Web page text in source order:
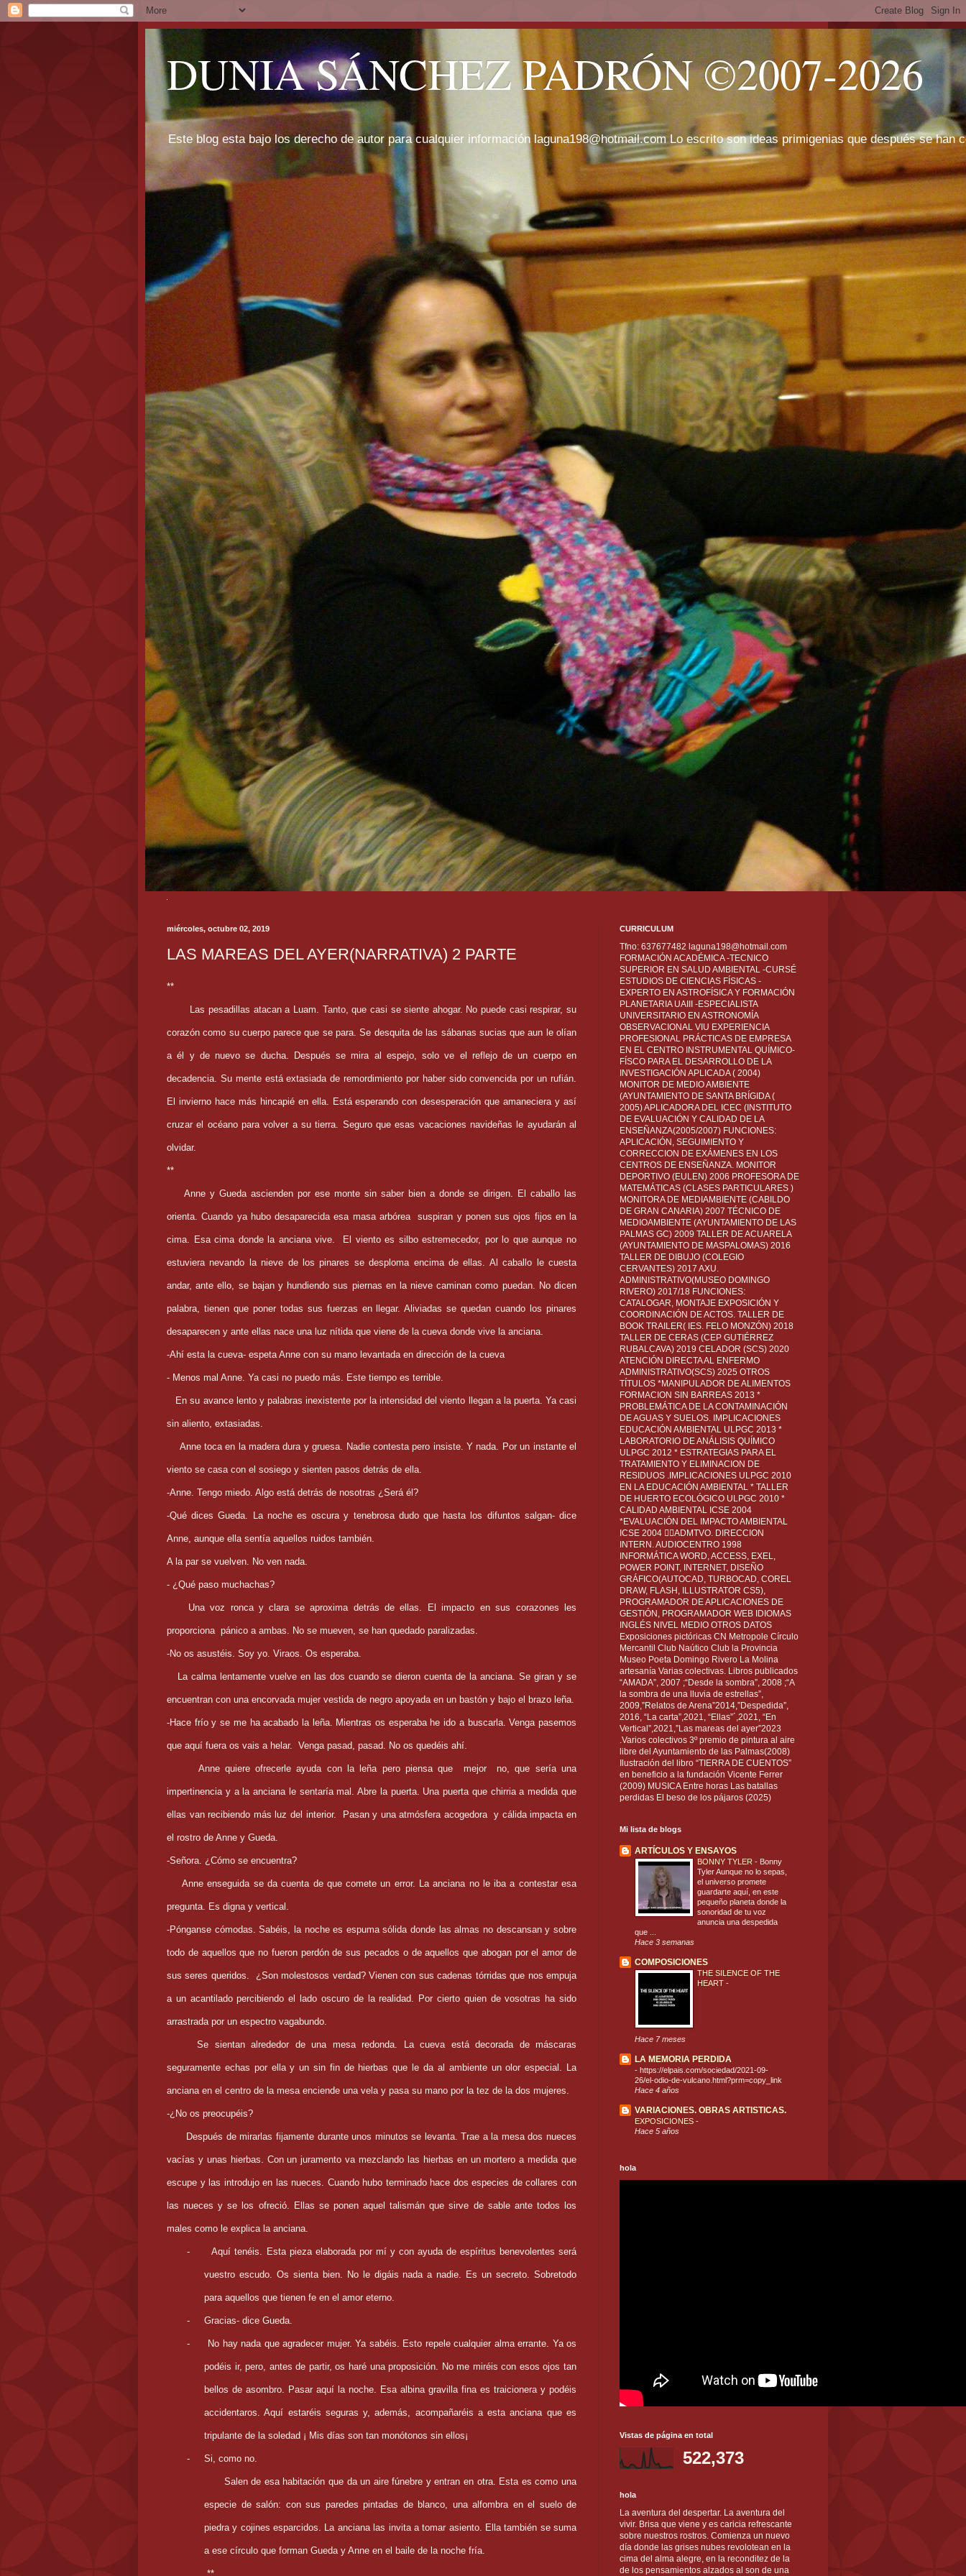
DUNIA SÁNCHEZ PADRÓN ©2007-2026
Este blog esta bajo los derecho de autor para cualquier información laguna198@hotmail.com Lo escrito son ideas primigenias que después se han
miércoles, octubre 02, 2019
LAS MAREAS DEL AYER(NARRATIVA) 2 PARTE
**
Las pesadillas atacan a Luam. Tanto, que casi se siente ahogar. No puede casi respirar, su
corazón como su cuerpo parece que se para. Se desquita de las sábanas sucias que aun le olían
a él y de nuevo se ducha. Después se mira al espejo, solo ve el reflejo de un cuerpo en
decadencia. Su mente está extasiada de remordimiento por haber sido convencida por un rufián.
El invierno hace más hincapié en ella. Está esperando con desesperación que amaneciera y así
cruzar el océano para volver a su tierra. Seguro que esas vacaciones navideñas le ayudarán al
olvidar.
**
Anne y Gueda ascienden por ese monte sin saber bien a donde se dirigen. El caballo las
orienta. Cuando ya hubo desaparecida esa masa arbórea suspiran y ponen sus ojos fijos en la
cima. Esa cima donde la anciana vive. El viento es silbo estremecedor, por lo que aunque no
estuviera nevando la nieve de los pinares se desploma encima de ellas. Al caballo le cuesta
andar, ante ello, se bajan y hundiendo sus piernas en la nieve caminan como puedan. No dicen
palabra, tienen que poner todas sus fuerzas en llegar. Aliviadas se quedan cuando los pinares
desaparecen y ante ellas nace una luz nítida que viene de la cueva donde vive la anciana.
-Ahí esta la cueva- espeta Anne con su mano levantada en dirección de la cueva
- Menos mal Anne. Ya casi no puedo más. Este tiempo es terrible.
En su avance lento y palabras inexistente por la intensidad del viento llegan a la puerta. Ya casi
sin aliento, extasiadas.
Anne toca en la madera dura y gruesa. Nadie contesta pero insiste. Y nada. Por un instante el
viento se casa con el sosiego y sienten pasos detrás de ella.
-Anne. Tengo miedo. Algo está detrás de nosotras ¿Será él?
-Qué dices Gueda. La noche es oscura y tenebrosa dudo que hasta los difuntos salgan- dice
Anne, aunque ella sentía aquellos ruidos también.
A la par se vuelven. No ven nada.
- ¿Qué paso muchachas?
Una voz ronca y clara se aproxima detrás de ellas. El impacto en sus corazones les
proporciona pánico a ambas. No se mueven, se han quedado paralizadas.
-No os asustéis. Soy yo. Viraos. Os esperaba.
La calma lentamente vuelve en las dos cuando se dieron cuenta de la anciana. Se giran y se
encuentran con una encorvada mujer vestida de negro apoyada en un bastón y bajo el brazo leña.
-Hace frío y se me ha acabado la leña. Mientras os esperaba he ido a buscarla. Venga pasemos
que aquí fuera os vais a helar. Venga pasad, pasad. No os quedéis ahí.
Anne quiere ofrecerle ayuda con la leña pero piensa que mejor no, que sería una
impertinencia y a la anciana le sentaría mal. Abre la puerta. Una puerta que chirria a medida que
ellas van recibiendo más luz del interior. Pasan y una atmósfera acogedora y cálida impacta en
el rostro de Anne y Gueda.
-Señora. ¿Cómo se encuentra?
Anne enseguida se da cuenta de que comete un error. La anciana no le iba a contestar esa
pregunta. Es digna y vertical.
-Pónganse cómodas. Sabéis, la noche es espuma sólida donde las almas no descansan y sobre
todo de aquellos que no fueron perdón de sus pecados o de aquellos que abogan por el amor de
sus seres queridos. ¿Son molestosos verdad? Vienen con sus cadenas tórridas que nos empuja
a un acantilado percibiendo el lado oscuro de la realidad. Por cierto quien de vosotras ha sido
arrastrada por un espectro vagabundo.
Se sientan alrededor de una mesa redonda. La cueva está decorada de máscaras
seguramente echas por ella y un sin fin de hierbas que le da al ambiente un olor especial. La
anciana en el centro de la mesa enciende una vela y pasa su mano por la tez de la dos mujeres.
-¿No os preocupéis?
Después de mirarlas fijamente durante unos minutos se levanta. Trae a la mesa dos nueces
vacías y unas hierbas. Con un juramento va mezclando las hierbas en un mortero a medida que
escupe y las introdujo en las nueces. Cuando hubo terminado hace dos especies de collares con
las nueces y se los ofreció. Ellas se ponen aquel talismán que sirve de sable ante todos los
males como le explica la anciana.
- Aquí tenéis. Esta pieza elaborada por mí y con ayuda de espíritus benevolentes será
vuestro escudo. Os sienta bien. No le digáis nada a nadie. Es un secreto. Sobretodo
para aquellos que tienen fe en el amor eterno.
- Gracias- dice Gueda.
- No hay nada que agradecer mujer. Ya sabéis. Esto repele cualquier alma errante. Ya os
podéis ir, pero, antes de partir, os haré una proposición. No me miréis con esos ojos tan
bellos de asombro. Pasar aquí la noche. Esa albina gravilla fina es traicionera y podéis
accidentaros. Aquí estaréis seguras y, además, acompañaréis a esta anciana que es
tripulante de la soledad ¡ Mis días son tan monótonos sin ellos¡
- Si, como no.
Salen de esa habitación que da un aire fúnebre y entran en otra. Esta es como una
especie de salón: con sus paredes pintadas de blanco, una alfombra en el suelo de
piedra y cojines esparcidos. La anciana las invita a tomar asiento. Ella también se suma
a ese círculo que forman Gueda y Anne en el baile de la noche fría.
**
CURRICULUM
Tfno: 637677482 laguna198@hotmail.com
FORMACIÓN ACADÉMICA -TECNICO
SUPERIOR EN SALUD AMBIENTAL -CURSÉ
ESTUDIOS DE CIENCIAS FÍSICAS -
EXPERTO EN ASTROFÍSICA Y FORMACIÓN
PLANETARIA UAIII -ESPECIALISTA
UNIVERSITARIO EN ASTRONOMÍA
OBSERVACIONAL VIU EXPERIENCIA
PROFESIONAL PRÁCTICAS DE EMPRESA
EN EL CENTRO INSTRUMENTAL QUÍMICO-
FÍSCO PARA EL DESARROLLO DE LA
INVESTIGACIÓN APLICADA ( 2004)
MONITOR DE MEDIO AMBIENTE
(AYUNTAMIENTO DE SANTA BRÍGIDA (
2005) APLICADORA DEL ICEC (INSTITUTO
DE EVALUACIÓN Y CALIDAD DE LA
ENSEÑANZA(2005/2007) FUNCIONES:
APLICACIÓN, SEGUIMIENTO Y
CORRECCION DE EXÁMENES EN LOS
CENTROS DE ENSEÑANZA. MONITOR
DEPORTIVO (EULEN) 2006 PROFESORA DE
MATEMÁTICAS (CLASES PARTICULARES )
MONITORA DE MEDIAMBIENTE (CABILDO
DE GRAN CANARIA) 2007 TÉCNICO DE
MEDIOAMBIENTE (AYUNTAMIENTO DE LAS
PALMAS GC) 2009 TALLER DE ACUARELA
(AYUNTAMIENTO DE MASPALOMAS) 2016
TALLER DE DIBUJO (COLEGIO
CERVANTES) 2017 AXU.
ADMINISTRATIVO(MUSEO DOMINGO
RIVERO) 2017/18 FUNCIONES:
CATALOGAR, MONTAJE EXPOSICIÓN Y
COORDINACIÓN DE ACTOS. TALLER DE
BOOK TRAILER( IES. FELO MONZÓN) 2018
TALLER DE CERAS (CEP GUTIÉRREZ
RUBALCAVA) 2019 CELADOR (SCS) 2020
ATENCIÓN DIRECTA AL ENFERMO
ADMINISTRATIVO(SCS) 2025 OTROS
TÍTULOS *MANIPULADOR DE ALIMENTOS
FORMACION SIN BARREAS 2013 *
PROBLEMÁTICA DE LA CONTAMINACIÓN
DE AGUAS Y SUELOS. IMPLICACIONES
EDUCACIÓN AMBIENTAL ULPGC 2013 *
LABORATORIO DE ANÁLISIS QUÍMICO
ULPGC 2012 * ESTRATEGIAS PARA EL
TRATAMIENTO Y ELIMINACION DE
RESIDUOS .IMPLICACIONES ULPGC 2010
EN LA EDUCACIÓN AMBIENTAL * TALLER
DE HUERTO ECOLÓGICO ULPGC 2010 *
CALIDAD AMBIENTAL ICSE 2004
*EVALUACIÓN DEL IMPACTO AMBIENTAL
ICSE 2004 ADMTVO. DIRECCION
INTERN. AUDIOCENTRO 1998
INFORMÁTICA WORD, ACCESS, EXEL,
POWER POINT, INTERNET, DISEÑO
GRÁFICO(AUTOCAD, TURBOCAD, COREL
DRAW, FLASH, ILLUSTRATOR CS5),
PROGRAMADOR DE APLICACIONES DE
GESTIÓN, PROGRAMADOR WEB IDIOMAS
INGLÉS NIVEL MEDIO OTROS DATOS
Exposiciones pictóricas CN Metropole Círculo
Mercantil Club Naútico Club la Provincia
Museo Poeta Domingo Rivero La Molina
artesanía Varias colectivas. Libros publicados
“AMADA”, 2007 ;“Desde la sombra”, 2008 ;“A
la sombra de una lluvia de estrellas”,
2009,”Relatos de Arena”2014,”Despedida”,
2016, “La carta”,2021, “Ellas”´,2021, “En
Vertical”,2021,”Las mareas del ayer”2023
.Varios colectivos 3º premio de pintura al aire
libre del Ayuntamiento de las Palmas(2008)
Ilustración del libro “TIERRA DE CUENTOS”
en beneficio a la fundación Vicente Ferrer
(2009) MUSICA Entre horas Las batallas
perdidas El beso de los pájaros (2025)
Mi lista de blogs
ARTÍCULOS Y ENSAYOS
BONNY TYLER - Bonny
Tyler Aunque no lo sepas,
el universo promete
guardarte aquí, en este
pequeño planeta donde la
sonoridad de tu voz
anuncia una despedida
que ...
Hace 3 semanas
COMPOSICIONES
THE SILENCE OF THE
HEART -
Hace 7 meses
LA MEMORIA PERDIDA
- https://elpais.com/sociedad/2021-09-
26/el-odio-de-vulcano.html?prm=copy_link
Hace 4 años
VARIACIONES. OBRAS ARTISTICAS.
EXPOSICIONES -
Hace 5 años
hola
Vistas de página en total
522,373
hola
La aventura del despertar. La aventura del
vivir. Brisa que viene y es caricia refrescante
sobre nuestros rostros. Comienza un nuevo
día donde las grises nubes revolotean en la
cima del alma alegre, en la reconditez de la
de los pensamientos alzados al son de una